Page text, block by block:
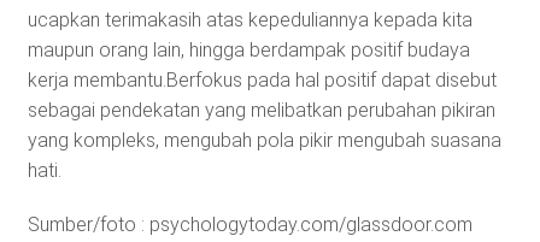
ucapkan terimakasih atas kepeduliannya kepada kita
maupun orang lain, hingga berdampak positif budaya
kerja membantu.Berfokus pada hal positif dapat disebut
sebagai pendekatan yang melibatkan perubahan pikiran
yang kompleks, mengubah pola pikir mengubah suasana
hati.
Sumber/foto : psychologytoday.com/glassdoor.com